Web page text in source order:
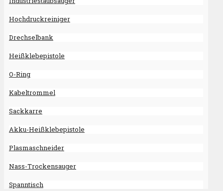
Hochdruckreiniger
Drechselbank
Heißklebepistole
O-Ring
Kabeltrommel
Sackkarre
Akku-Heißklebepistole
Plasmaschneider
Nass-Trockensauger
Spanntisch